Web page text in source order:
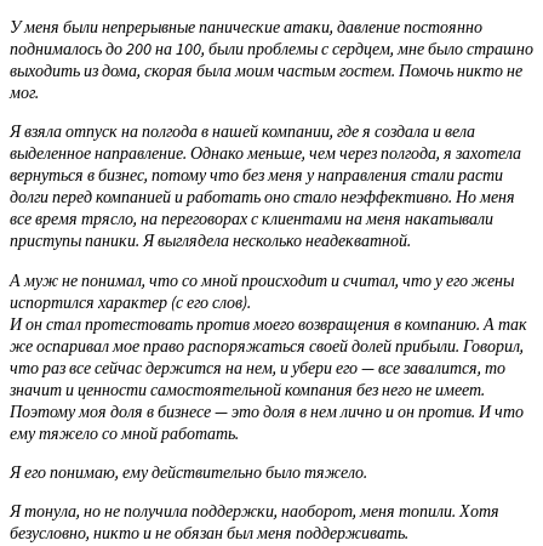
У меня были непрерывные панические атаки, давление постоянно
поднималось до 200 на 100, были проблемы с сердцем, мне было страшно
выходить из дома, скорая была моим частым гостем. Помочь никто не
мог.
Я взяла отпуск на полгода в нашей компании, где я создала и вела
выделенное направление. Однако меньше, чем через полгода, я захотела
вернуться в бизнес, потому что без меня у направления стали расти
долги перед компанией и работать оно стало неэффективно. Но меня
все время трясло, на переговорах с клиентами на меня накатывали
приступы паники. Я выглядела несколько неадекватной.
А муж не понимал, что со мной происходит и считал, что у его жены
испортился характер (с его слов).
И он стал протестовать против моего возвращения в компанию. А так
же оспаривал мое право распоряжаться своей долей прибыли. Говорил,
что раз все сейчас держится на нем, и убери его — все завалится, то
значит и ценности самостоятельной компания без него не имеет.
Поэтому моя доля в бизнесе — это доля в нем лично и он против. И что
ему тяжело со мной работать.
Я его понимаю, ему действительно было тяжело.
Я тонула, но не получила поддержки, наоборот, меня топили. Хотя
безусловно, никто и не обязан был меня поддерживать.